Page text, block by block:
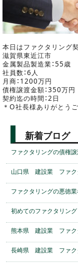
本日はファクタリング
滋賀県東近江市
金属製品製造業：55歳
社員数：6人
月商：1200万円
債権譲渡金額：350万円
契約迄の時間：2日
＊O社長様ありがとう
新着ブログ
ファクタリングの債権
山口県 建設業 ファク
ファクタリングの悪徳
初めてのファクタリン
熊本県 建設業 ファク
長崎県 建設業 ファク